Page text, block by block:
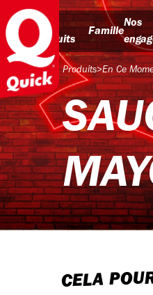
Nos
produits
Famille
Nos
Produits>En Ce
CELA